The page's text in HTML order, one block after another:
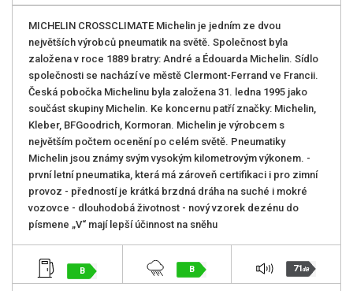
MICHELIN CROSSCLIMATE Michelin je jedním ze dvou
největších výrobců pneumatik na světě. Společnost byla
založena v roce 1889 bratry: André a Édouarda Michelin. Sídlo
společnosti se nachází ve městě Clermont-Ferrand ve Francii.
Česká pobočka Michelinu byla založena 31. ledna 1995 jako
součást skupiny Michelin. Ke koncernu patří značky: Michelin,
Kleber, BFGoodrich, Kormoran. Michelin je výrobcem s
největším počtem ocenění po celém světě. Pneumatiky
Michelin jsou známy svým vysokým kilometrovým výkonem. -
první letní pneumatika, která má zároveň certifikaci i pro zimní
provoz - předností je krátká brzdná dráha na suché i mokré
vozovce - dlouhodobá životnost - nový vzorek dezénu do
písmene „V“ mají lepší účinnost na sněhu
B B 71dB